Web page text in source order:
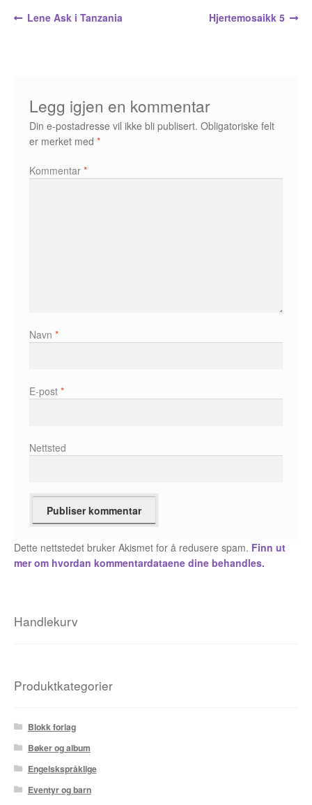
Bjørn Ousland
Christian Hartmann
Duplex
Håvard S. Johansen
Ida Neverdahl
Jens K Styve
Jim Woodring
Karstein Volle
Kristian Hammerstad
Lene Ask
Manuele Fior
Martin Ernstsen
Max Estes
Innleggsnavigasjon
Forrige
Lene Ask i Tanzania
Neste
Hjertemosaikk 5
Legg igjen en kommentar
Din e-postadresse vil ikke bli publisert. Obligatoriske felt
er merket med*
Kommentar*
Navn*
E-post*
Nettsted
Dette nettstedet bruker Akismet for å redusere spam. Finn ut
mer om hvordan kommentardataene dine behandles.
Handlekurv
Produktkategorier
Blokk forlag
Bøker og album
Engelskspråklige
Eventyr og barn